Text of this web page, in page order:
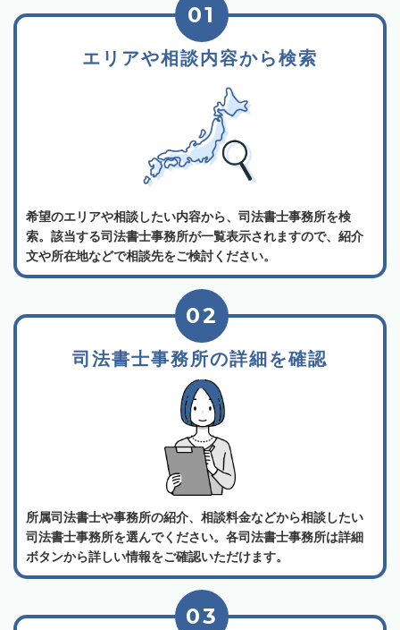
エリアや相談内容から検索
01
希望のエリアや相談したい内容から、司法書士事務所を検
索。該当する司法書士事務所が一覧表示されますので、紹介
文や所在地などで相談先をご検討ください。
司法書士事務所の詳細を確認
02
所属司法書士や事務所の紹介、相談料金などから相談したい
司法書士事務所を選んでください。各司法書士事務所は詳細
ボタンから詳しい情報をご確認いただけます。
03